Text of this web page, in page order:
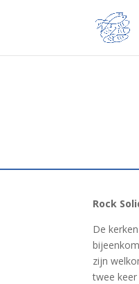
Rock
De
zijn
twee